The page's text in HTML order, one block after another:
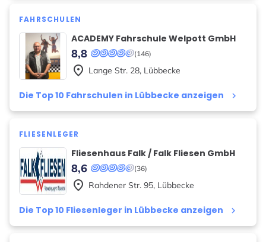
FAHRSCHULEN
ACADEMY Fahrschule Welpott GmbH
(146)
8,8
Die Top 10 Fahrschulen in Lübbecke anzeigen keyboard_arrow_right
place Lange Str. 28, Lübbecke
FLIESENLEGER
Fliesenhaus Falk / Falk Fliesen GmbH
(36)
8,6
Die Top 10 Fliesenleger in Lübbecke anzeigen keyboard_arrow_right
place Rahdener Str. 95, Lübbecke